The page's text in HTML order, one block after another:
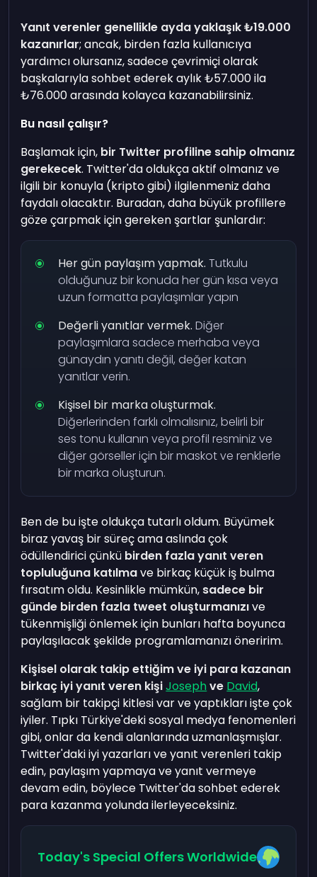
Yanıt verenler genellikle ayda yaklaşık ₺19.000
kazanırlar; ancak, birden fazla kullanıcıya
yardımcı olursanız, sadece çevrimiçi olarak
başkalarıyla sohbet ederek aylık ₺57.000 ila
₺76.000 arasında kolayca kazanabilirsiniz.
Bu nasıl çalışır?
Başlamak için, bir Twitter profiline sahip olmanız
gerekecek. Twitter'da oldukça aktif olmanız ve
ilgili bir konuyla (kripto gibi) ilgilenmeniz daha
faydalı olacaktır. Buradan, daha büyük profillere
göze çarpmak için gereken şartlar şunlardır:
Her gün paylaşım yapmak. Tutkulu
olduğunuz bir konuda her gün kısa veya
uzun formatta paylaşımlar yapın
Değerli yanıtlar vermek. Diğer
paylaşımlara sadece merhaba veya
günaydın yanıtı değil, değer katan
yanıtlar verin.
Kişisel bir marka oluşturmak.
Diğerlerinden farklı olmalısınız, belirli bir
ses tonu kullanın veya profil resminiz ve
diğer görseller için bir maskot ve renklerle
bir marka oluşturun.
Ben de bu işte oldukça tutarlı oldum. Büyümek
biraz yavaş bir süreç ama aslında çok
ödüllendirici çünkü birden fazla yanıt veren
topluluğuna katılmave birkaç küçük iş bulma
fırsatım oldu. Kesinlikle mümkün, sadece bir
günde birden fazla tweet oluşturmanızıve
tükenmişliği önlemek için bunları hafta boyunca
paylaşılacak şekilde programlamanızı öneririm.
Kişisel olarak takip ettiğim ve iyi para kazanan
birkaç iyi yanıt veren kişiJosephve David,
sağlam bir takipçi kitlesi var ve yaptıkları işte çok
iyiler. Tıpkı Türkiye'deki sosyal medya fenomenleri
gibi, onlar da kendi alanlarında uzmanlaşmışlar.
Twitter'daki iyi yazarları ve yanıt verenleri takip
edin, paylaşım yapmaya ve yanıt vermeye
devam edin, böylece Twitter'da sohbet ederek
para kazanma yolunda ilerleyeceksiniz.
Today's Special Offers Worldwide